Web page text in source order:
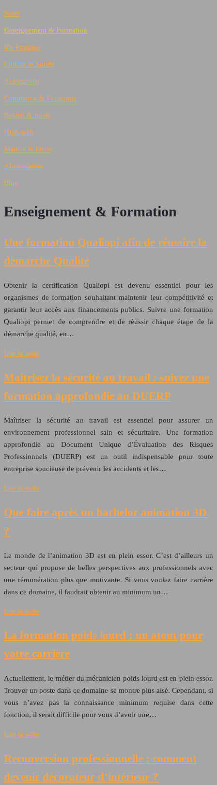
Santé
Enseignement & Formation
Vie Pratique
Culture & Sports
Automobile
Commerce & Economie
Beauté & mode
High-tech
Maison & Déco
Alimentation
Blog
Enseignement & Formation
Une formation Qualiopi afin de réussire la
démarche Qualité
Obtenir la certification Qualiopi est devenu essentiel pour les
organismes de formation souhaitant maintenir leur compétitivité et
garantir leur accès aux financements publics. Suivre une formation
Qualiopi permet de comprendre et de réussir chaque étape de la
démarche qualité, en…
Lire la suite
Maîtrisez la sécurité au travail : suivez une
formation approfondie au DUERP
Maîtriser la sécurité au travail est essentiel pour assurer un
environnement professionnel sain et sécuritaire. Une formation
approfondie au Document Unique d’Évaluation des Risques
Professionnels (DUERP) est un outil indispensable pour toute
entreprise soucieuse de prévenir les accidents et les…
Lire la suite
Que faire après un bachelor animation 3D
?
Le monde de l’animation 3D est en plein essor. C’est d’ailleurs un
secteur qui propose de belles perspectives aux professionnels avec
une rémunération plus que motivante. Si vous voulez faire carrière
dans ce domaine, il faudrait obtenir au minimum un…
Lire la suite
La formation poids lourd : un atout pour
votre carrière
Actuellement, le métier du mécanicien poids lourd est en plein essor.
Trouver un poste dans ce domaine se montre plus aisé. Cependant, si
vous n’avez pas la connaissance minimum requise dans cette
fonction, il serait difficile pour vous d’avoir une…
Lire la suite
Reconversion professionnelle : comment
devenir décorateur d’intérieur ?